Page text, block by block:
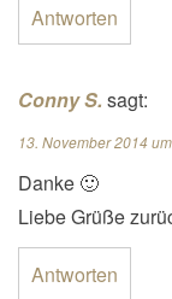
Antworten
Conny S. sagt:
13. November 2014
Danke 🙂
Liebe Grüße
Antworten